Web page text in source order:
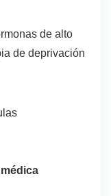
de alto
de deprivación